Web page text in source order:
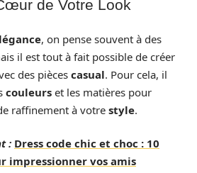
de Votre Look
, on pense souvent à des
il est tout à fait possible de créer
des pièces casual. Pour cela, il
couleurs et les matières pour
raffinement à votre style.
: Dress code chic et choc : 10
impressionner vos amis